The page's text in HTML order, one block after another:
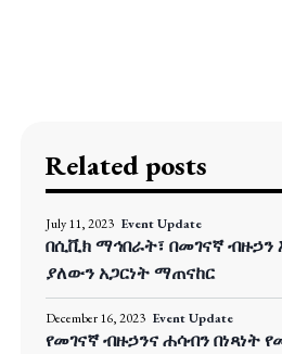
Related posts
July 11, 2023 Event Update
በሲቪክ ማኅበራት፣ በመገናኛ ብዙኃን
ያለውን አጋርነት ማጠናከር
December 16, 2023 Event Update
የመገናኛ ብዙኃንና ሐሳብን በነጻነት